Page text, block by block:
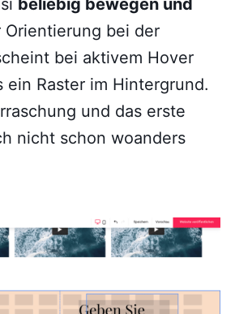
beliebig bewegen und
Orientierung bei der
bei aktivem Hover
ein Raster im Hintergrund.
und das erste
nicht schon woanders